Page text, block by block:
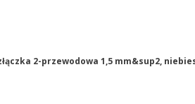
złączka 2-przewodowa 1,5 mm&sup2,